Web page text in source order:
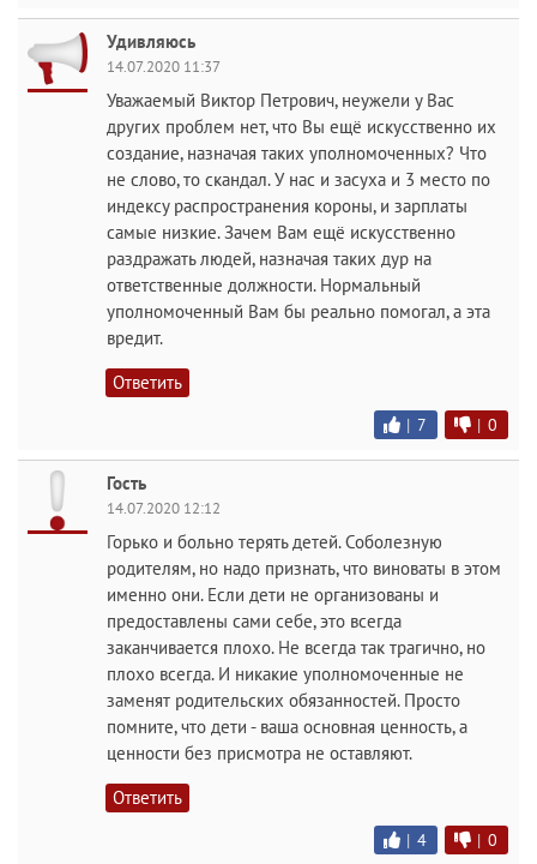
Удивляюсь
14.07.2020 11:37
Уважаемый Виктор Петрович, неужели у Вас
других проблем нет, что Вы ещё искусственно их
создание, назначая таких уполномоченных? Что
не слово, то скандал. У нас и засуха и 3 место по
индексу распространения короны, и зарплаты
самые низкие. Зачем Вам ещё искусственно
раздражать людей, назначая таких дур на
ответственные должности. Нормальный
уполномоченный Вам бы реально помогал, а эта
вредит.
Ответить
| 7 | 0
Гость
14.07.2020 12:12
Горько и больно терять детей. Соболезную
родителям, но надо признать, что виноваты в этом
именно они. Если дети не организованы и
предоставлены сами себе, это всегда
заканчивается плохо. Не всегда так трагично, но
плохо всегда. И никакие уполномоченные не
заменят родительских обязанностей. Просто
помните, что дети - ваша основная ценность, а
ценности без присмотра не оставляют.
Ответить
| 4 | 0